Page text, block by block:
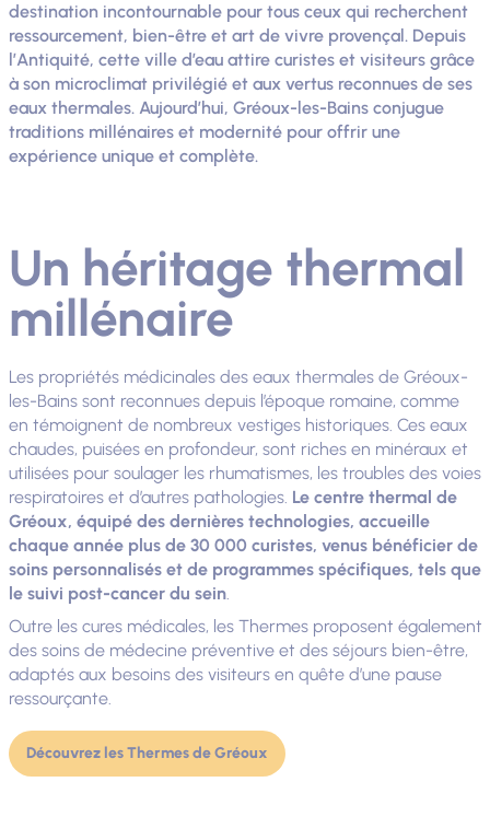
destination incontournable pour tous ceux qui recherchent
ressourcement, bien-être et art de vivre provençal. Depuis
l’Antiquité, cette ville d’eau attire curistes et visiteurs grâce
à son microclimat privilégié et aux vertus reconnues de ses
eaux thermales. Aujourd’hui, Gréoux-les-Bains conjugue
traditions millénaires et modernité pour offrir une
expérience unique et complète.
Un héritage thermal
millénaire
Les propriétés médicinales des eaux thermales de Gréoux-
les-Bains sont reconnues depuis l’époque romaine, comme
en témoignent de nombreux vestiges historiques. Ces eaux
chaudes, puisées en profondeur, sont riches en minéraux et
utilisées pour soulager les rhumatismes, les troubles des voies
respiratoires et d’autres pathologies. Le centre thermal de
Gréoux, équipé des dernières technologies, accueille
chaque année plus de 30 000 curistes, venus bénéficier de
soins personnalisés et de programmes spécifiques, tels que
le suivi post-cancer du sein.
Outre les cures médicales, les Thermes proposent également
des soins de médecine préventive et des séjours bien-être,
adaptés aux besoins des visiteurs en quête d’une pause
ressourçante.
Découvrez les Thermes de Gréoux